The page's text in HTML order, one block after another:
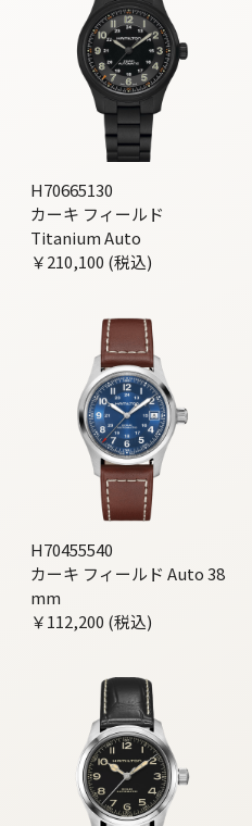
H70665130
カーキ フィールド
Titanium Auto
￥210,100 (税込)
H70455540
カーキ フィールド Auto 38
mm
￥112,200 (税込)